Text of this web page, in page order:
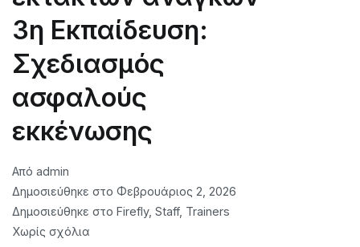
3η Εκπαίδευση:
Σχεδιασμός
ασφαλούς
εκκένωσης
Από admin
Δημοσιεύθηκε στο Φεβρουάριος 2, 2026
Δημοσιεύθηκε στο Firefly, Staff, Trainers
Χωρίς σχόλια